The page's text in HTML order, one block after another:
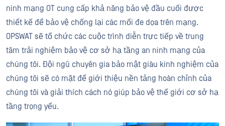
ninh mạng OT cung cấp khả năng bảo vệ đầu cuối được
thiết kế để bảo vệ chống lại các mối đe dọa trên mạng.
OPSWAT sẽ tổ chức các cuộc trình diễn trực tiếp về trung
tâm trải nghiệm bảo vệ cơ sở hạ tầng an ninh mạng của
chúng tôi. Đội ngũ chuyên gia bảo mật giàu kinh nghiệm của
chúng tôi sẽ có mặt để giới thiệu nền tảng hoàn chỉnh của
chúng tôi và giải thích cách nó giúp bảo vệ thế giới cơ sở hạ
tầng trọng yếu.